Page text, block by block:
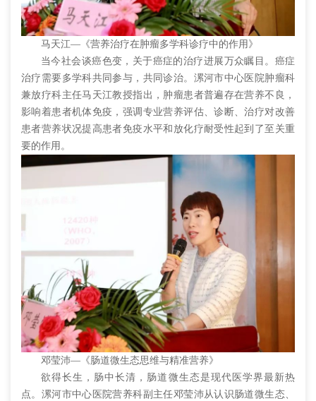
马天江—《营养治疗在肿瘤多学科诊疗中的作用》
当今社会谈癌色变，关于癌症的治疗进展万众瞩目。癌症
治疗需要多学科共同参与，共同诊治。漯河市中心医院肿瘤科
兼放疗科主任马天江教授指出，肿瘤患者普遍存在营养不良，
影响着患者机体免疫，强调专业营养评估、诊断、治疗对改善
患者营养状况提高患者免疫水平和放化疗耐受性起到了至关重
要的作用。
邓莹沛—《肠道微生态思维与精准营养》
欲得长生，肠中长清，肠道微生态是现代医学界最新热
点。漯河市中心医院营养科副主任邓莹沛从认识肠道微生态、